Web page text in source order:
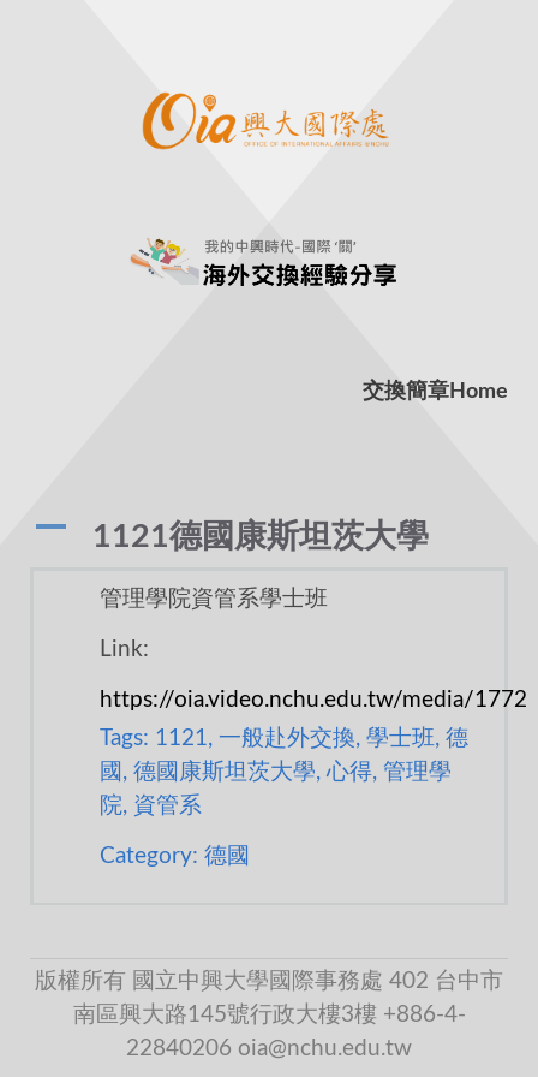
交換簡章 Home
A 1121德國康斯坦茨大學
管理學院資管系學士班
Link:
https://oia.video.nchu.edu.tw/media/1772
Tags: 1121, 一般赴外交換, 學士班, 德
國, 德國康斯坦茨大學, 心得, 管理學
院, 資管系
Category: 德國
版權所有 國立中興大學國際事務處 402 台中市
南區興大路145號行政大樓3樓 +886-4-
22840206 oia@nchu.edu.tw